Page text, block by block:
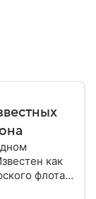
как
флота и